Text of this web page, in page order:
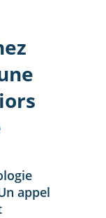
appel